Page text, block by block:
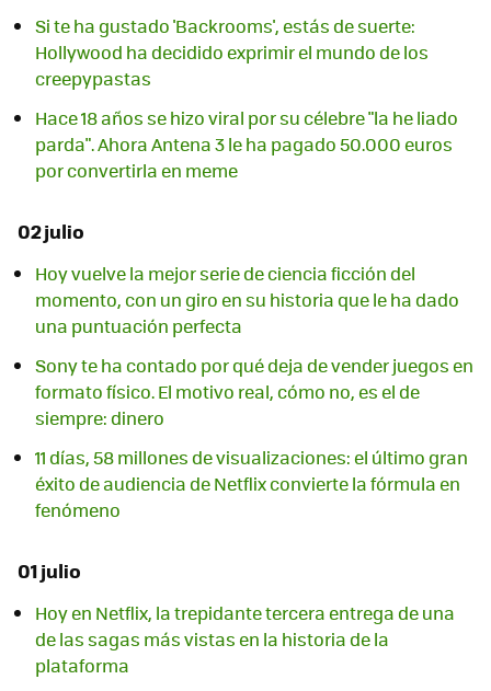
Si te ha gustado 'Backrooms', estás de suerte:
Hollywood ha decidido exprimir el mundo de los
creepypastas
Hace 18 años se hizo viral por su célebre "la he liado
parda". Ahora Antena 3 le ha pagado 50.000 euros
por convertirla en meme
02 julio
Hoy vuelve la mejor serie de ciencia ficción del
momento, con un giro en su historia que le ha dado
una puntuación perfecta
Sony te ha contado por qué deja de vender juegos en
formato físico. El motivo real, cómo no, es el de
siempre: dinero
11 días, 58 millones de visualizaciones: el último gran
éxito de audiencia de Netflix convierte la fórmula en
fenómeno
01 julio
Hoy en Netflix, la trepidante tercera entrega de una
de las sagas más vistas en la historia de la
plataforma